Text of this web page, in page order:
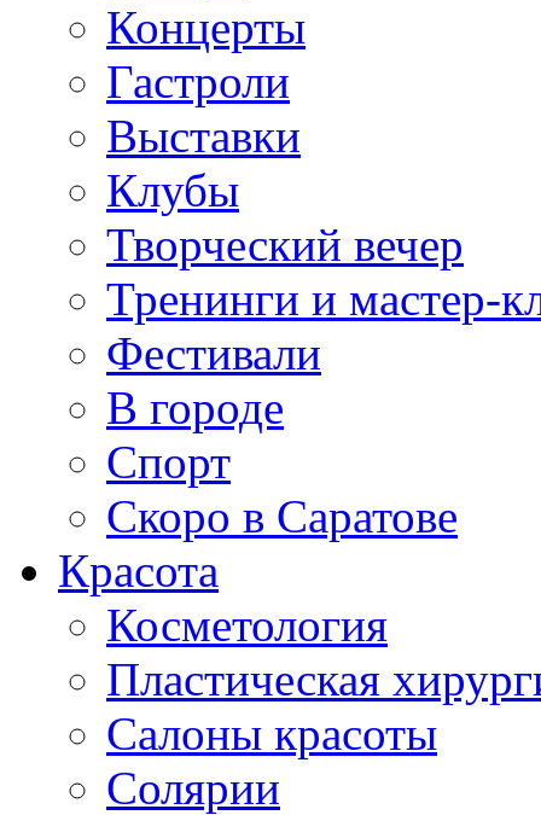
Концерты
Гастроли
Выставки
Клубы
Творческий вечер
Тренинги и мастер-
Фестивали
В городе
Спорт
Скоро в Саратове
Красота
Косметология
Пластическая
Салоны красоты
Солярии